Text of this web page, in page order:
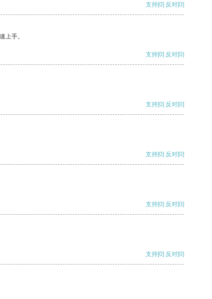
支持[0] 反对[0]
上手。
支持[0] 反对[0]
支持[0] 反对[0]
支持[0] 反对[0]
支持[0] 反对[0]
支持[0] 反对[0]